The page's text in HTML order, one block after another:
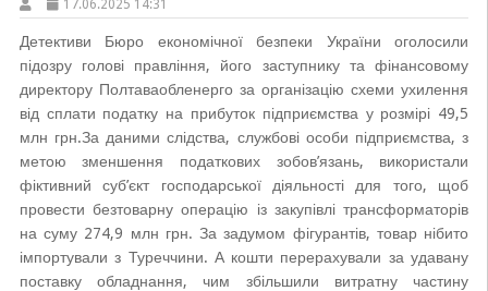
17.06.2025 14:31
Детективи Бюро економічної безпеки України оголосили
підозру голові правління, його заступнику та фінансовому
директору Полтаваобленерго за організацію схеми ухилення
від сплати податку на прибуток підприємства у розмірі 49,5
млн грн.За даними слідства, службові особи підприємства, з
метою зменшення податкових зобов’язань, використали
фіктивний суб’єкт господарської діяльності для того, щоб
провести безтоварну операцію із закупівлі трансформаторів
на суму 274,9 млн грн. За задумом фігурантів, товар нібито
імпортували з Туреччини. А кошти перерахували за удавану
поставку обладнання, чим збільшили витратну частину